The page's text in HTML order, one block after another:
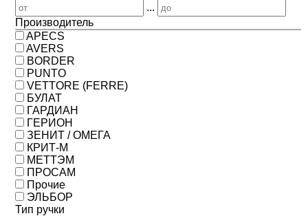
...
Производитель
APECS
AVERS
BORDER
PUNTO
VETTORE (FERRE)
БУЛАТ
ГАРДИАН
ГЕРИОН
ЗЕНИТ / ОМЕГА
КРИТ-М
МЕТТЭМ
ПРОСАМ
Прочие
ЭЛЬБОР
Тип ручки